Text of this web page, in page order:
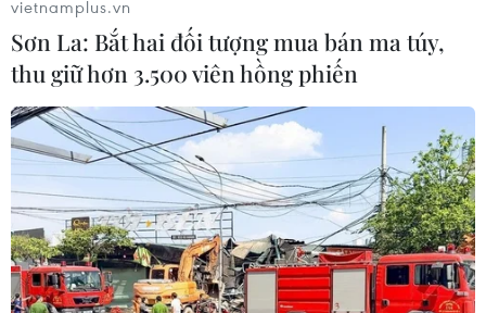
vietnamplus.vn
Sơn La: Bắt hai đối tượng mua bán ma túy,
thu giữ hơn 3.500 viên hồng phiến